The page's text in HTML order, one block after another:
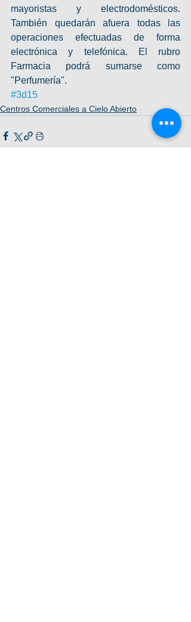
mayoristas y electrodomésticos.
También quedarán afuera todas las
operaciones efectuadas de forma
electrónica y telefónica. El rubro
Farmacia podrá sumarse como
"Perfumería".
#3d15
Centros Comerciales a Cielo Abierto